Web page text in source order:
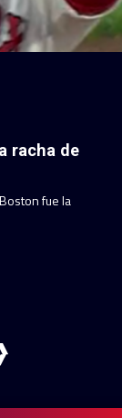
racha de
fue la